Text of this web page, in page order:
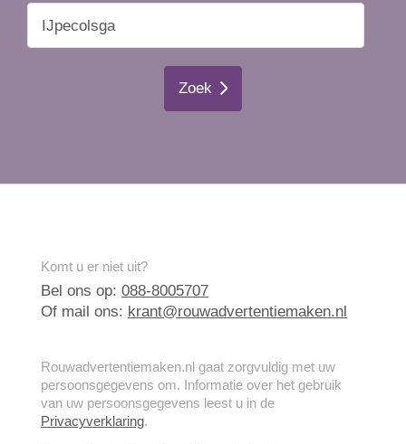
Zoek
Komt u er niet uit?
Bel ons op: 088-8005707
Of mail ons: krant@rouwadvertentiemaken.nl
Rouwadvertentiemaken.nl gaat zorgvuldig met uw
persoonsgegevens om. Informatie over het gebruik
van uw persoonsgegevens leest u in de
Privacyverklaring.